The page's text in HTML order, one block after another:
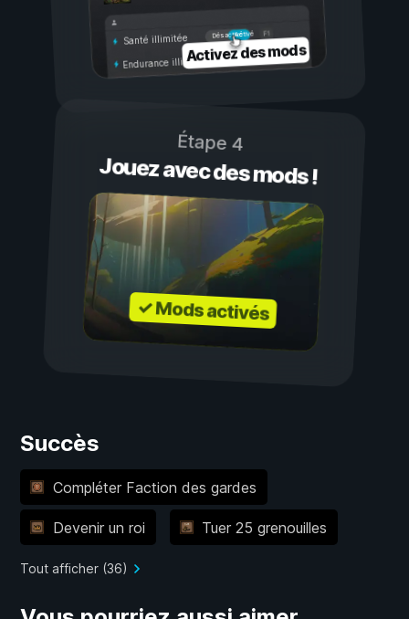
Activé
Désactivé
Santé illimitée
Endurance illimitéeActivez des mods
Étape 4
Jouez avec des mods !
✓ Mods activés
Succès
Compléter Faction des gardes
Devenir un roi Tuer 25 grenouilles
Tout afficher (36)